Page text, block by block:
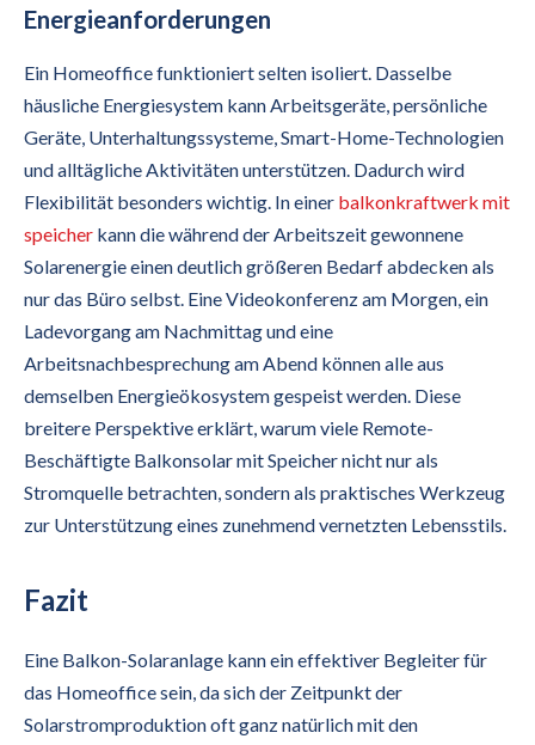
Energieanforderungen
Ein Homeoffice funktioniert selten isoliert. Dasselbe
häusliche Energiesystem kann Arbeitsgeräte, persönliche
Geräte, Unterhaltungssysteme, Smart-Home-Technologien
und alltägliche Aktivitäten unterstützen. Dadurch wird
Flexibilität besonders wichtig. In einer balkonkraftwerk mit
speicher kann die während der Arbeitszeit gewonnene
Solarenergie einen deutlich größeren Bedarf abdecken als
nur das Büro selbst. Eine Videokonferenz am Morgen, ein
Ladevorgang am Nachmittag und eine
Arbeitsnachbesprechung am Abend können alle aus
demselben Energieökosystem gespeist werden. Diese
breitere Perspektive erklärt, warum viele Remote-
Beschäftigte Balkonsolar mit Speicher nicht nur als
Stromquelle betrachten, sondern als praktisches Werkzeug
zur Unterstützung eines zunehmend vernetzten Lebensstils.
Fazit
Eine Balkon-Solaranlage kann ein effektiver Begleiter für
das Homeoffice sein, da sich der Zeitpunkt der
Solarstromproduktion oft ganz natürlich mit den